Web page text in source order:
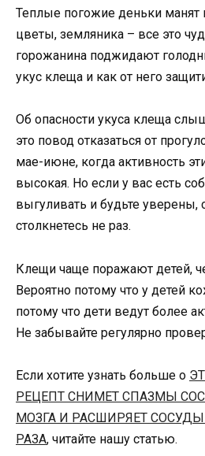
Теплые погожие деньки
цветы, земляника – все это
горожанина поджидают
укус клеща и как от него
Об опасности укуса клеща
это повод отказаться от
мае-июне, когда активность
высокая. Но если у вас есть
выгуливать и будьте
столкнетесь не раз.
Клещи чаще поражают детей,
Вероятно потому что у детей
потому что дети ведут более
Не забывайте регулярно
Если хотите узнать больше о
РЕЦЕПТ СНИМЕТ СПАЗМЫ
МОЗГА И РАСШИРЯЕТ
РАЗА, читайте нашу статью.